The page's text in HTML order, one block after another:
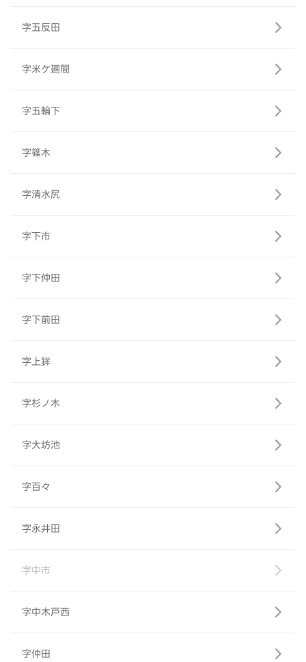
字五反田
字米ケ廻間
字五輪下
字篠木
字清水尻
字下市
字下仲田
字下前田
字上鉾
字杉ノ木
字大坊池
字百々
字永井田
字中市
字中木戸西
字仲田